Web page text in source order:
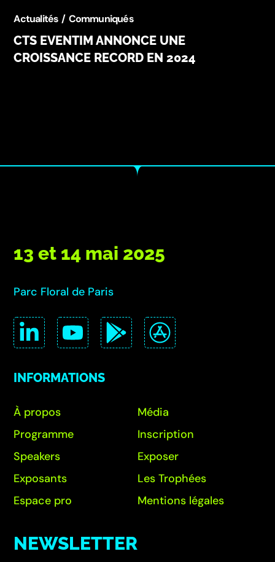
Actualités Communiqués
CTS EVENTIM ANNONCE UNE
CROISSANCE RECORD EN 2024
13 et 14 mai 2025
Parc Floral de Paris
INFORMATIONS
À propos
Programme
Speakers
Exposants
Espace pro
Média
Inscription
Exposer
Les Trophées
Mentions légales
NEWSLETTER